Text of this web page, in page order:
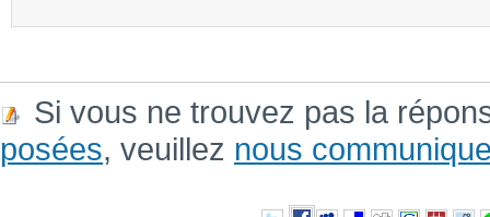
Si vous ne trouvez pas la
posées, veuillez nous